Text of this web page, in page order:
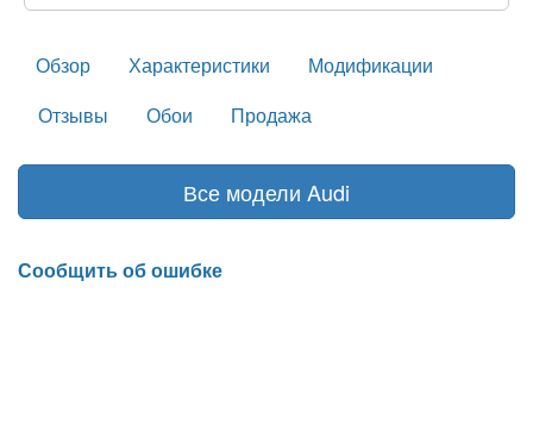
Обзор Характеристики
Модификации
Отзывы
Обои Продажа
Все модели Audi
Сообщить об ошибке